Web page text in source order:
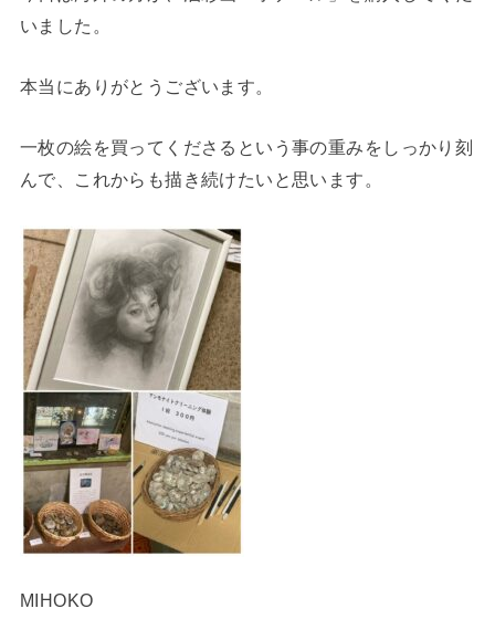
いました。
本当にありがとうございます。
一枚の絵を買ってくださるという事の重みをしっかり刻
んで、これからも描き続けたいと思います。
MIHOKO